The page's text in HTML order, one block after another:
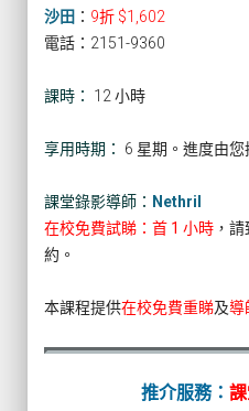
沙田 ： 9折 $1,602
電話：2151-9360
課時： 12 小時
享用時期： 6 星期。進度由您
課堂錄影導師： Nethril
在校免費試睇：首 1 小時 ，
約。
本課程提供在校免費重睇及導
推介服務：